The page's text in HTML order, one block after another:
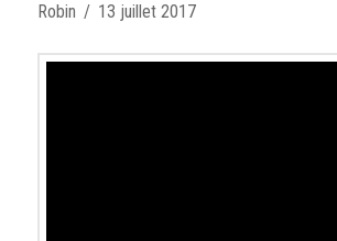
Robin 13 juillet 2017